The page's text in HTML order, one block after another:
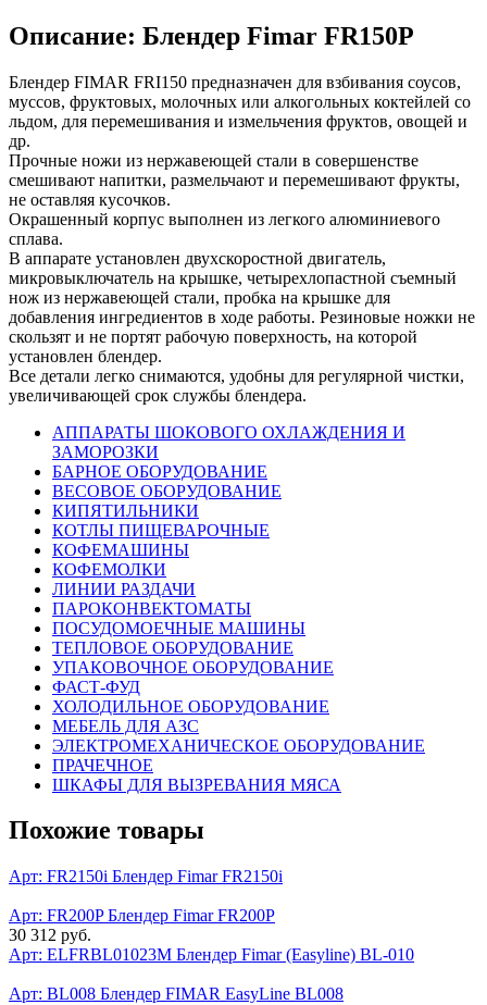
Описание: Блендер Fimar FR150P
Блендер FIMAR FRI150 предназначен для взбивания соусов,
муссов, фруктовых, молочных или алкогольных коктейлей со
льдом, для перемешивания и измельчения фруктов, овощей и
др.
Прочные ножи из нержавеющей стали в совершенстве
смешивают напитки, размельчают и перемешивают фрукты,
не оставляя кусочков.
Окрашенный корпус выполнен из легкого алюминиевого
сплава.
В аппарате установлен двухскоростной двигатель,
микровыключатель на крышке, четырехлопастной съемный
нож из нержавеющей стали, пробка на крышке для
добавления ингредиентов в ходе работы. Резиновые ножки не
скользят и не портят рабочую поверхность, на которой
установлен блендер.
Все детали легко снимаются, удобны для регулярной чистки,
увеличивающей срок службы блендера.
АППАРАТЫ ШОКОВОГО ОХЛАЖДЕНИЯ И
ЗАМОРОЗКИ
БАРНОЕ ОБОРУДОВАНИЕ
ВЕСОВОЕ ОБОРУДОВАНИЕ
КИПЯТИЛЬНИКИ
КОТЛЫ ПИЩЕВАРОЧНЫЕ
КОФЕМАШИНЫ
КОФЕМОЛКИ
ЛИНИИ РАЗДАЧИ
ПАРОКОНВЕКТОМАТЫ
ПОСУДОМОЕЧНЫЕ МАШИНЫ
ТЕПЛОВОЕ ОБОРУДОВАНИЕ
УПАКОВОЧНОЕ ОБОРУДОВАНИЕ
ФАСТ-ФУД
ХОЛОДИЛЬНОЕ ОБОРУДОВАНИЕ
МЕБЕЛЬ ДЛЯ АЗС
ЭЛЕКТРОМЕХАНИЧЕСКОЕ ОБОРУДОВАНИЕ
ПРАЧЕЧНОЕ
ШКАФЫ ДЛЯ ВЫЗРЕВАНИЯ МЯСА
Похожие товары
Арт: FR2150i Блендер Fimar FR2150i
Арт: FR200PБлендер Fimar FR200P
30 312 руб.
Арт: ELFRBL01023M Блендер Fimar (Easyline) BL-010
Арт: BL008 Блендер FIMAR EasyLine BL008